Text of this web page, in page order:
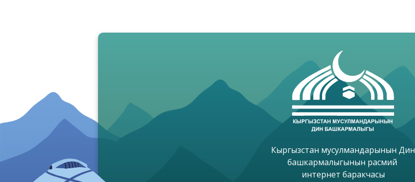
Кыргызстан мусулмандарынын Дин
башкармалыгынын расмий
интернет баракчасы